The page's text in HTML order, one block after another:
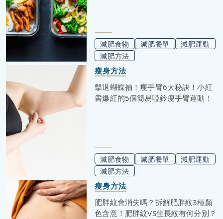
減肥食物 減肥餐單
減肥運動
減肥方法
瘦身方法
擊退蝴蝶袖！瘦手臂6大秘訣！小紅
書爆紅的5個簡易啞鈴瘦手臂運動！
減肥食物 減肥餐單
減肥運動
減肥方法
瘦身方法
肥胖紋會消失嗎？拆解肥胖紋3種顏
色含意！肥胖紋VS生長紋有何分別？